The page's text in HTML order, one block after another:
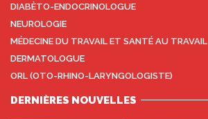
DIABÈTO-ENDOCRINOLOGUE
NEUROLOGIE
MÉDECINE DU TRAVAIL ET SANTÉ AU TRAVAIL
DERMATOLOGUE
ORL (OTO-RHINO-LARYNGOLOGISTE)
DERNIÈRES NOUVELLES